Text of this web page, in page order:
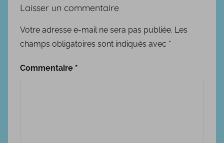
Laisser un commentaire
Votre adresse e-mail ne sera pas publiée. Les
champs obligatoires sont indiqués avec *
Commentaire *